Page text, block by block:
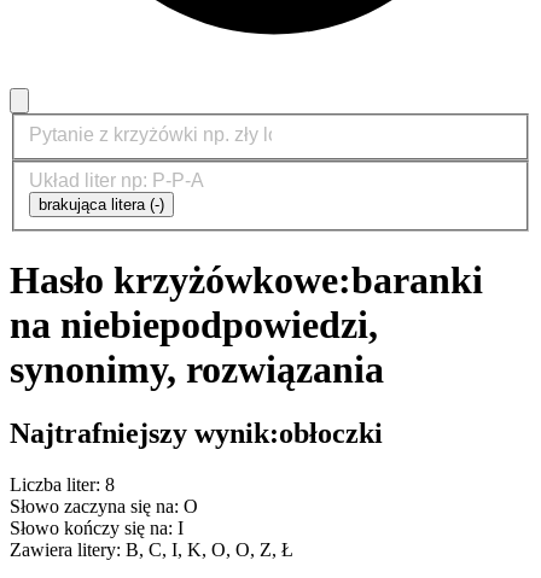
brakująca litera (-)
Hasło krzyżówkowe:baranki
na niebiepodpowiedzi,
synonimy, rozwiązania
Najtrafniejszy wynik:obłoczki
Liczba liter: 8
Słowo zaczyna się na: O
Słowo kończy się na: I
Zawiera litery: B, C, I, K, O, O, Z, Ł